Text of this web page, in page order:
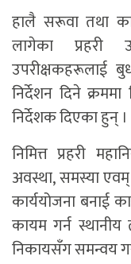
हालै सरूवा तथा
लागेका प्रहरी
उपरीक्षकहरूलाई
निर्देशन दिने क्रममा
निर्देशक दिएका हुन् ।
निमित्त प्रहरी
अवस्था, समस्या
कार्ययोजना बनाई
कायम गर्न
निकायसँग समन्वय